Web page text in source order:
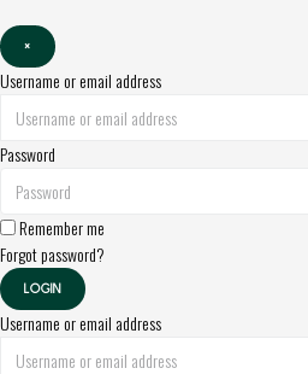
×
Username or email address
Password
Remember me
Forgot password?
LOGIN
Username or email address